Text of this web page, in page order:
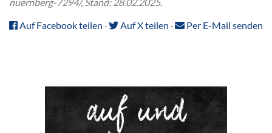
Auf Facebook teilen · Auf X teilen · Per E-Mail senden